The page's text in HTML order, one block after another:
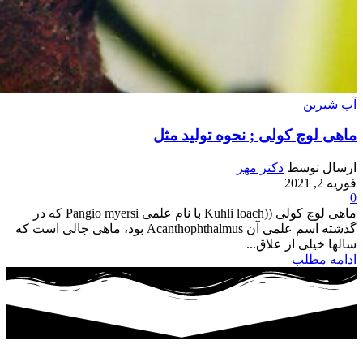
آب شیرین
ماهی لوچ کولی ; نحوه تولید مثل
ارسال توسط دکتر مهر
فوریه 2, 2021
0
ماهی لوچ کولی ((Kuhli loach با نام علمی Pangio myersi که در
گذشته اسم علمی آن Acanthophthalmus بود، ماهی جالی است که
سالها خیلی از علاق...
ادامه مطلب